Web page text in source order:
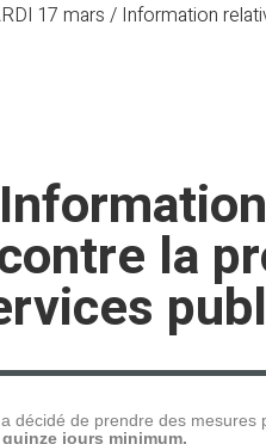
17 mars / Information
la
décidé de prendre des mesures
jours minimum.